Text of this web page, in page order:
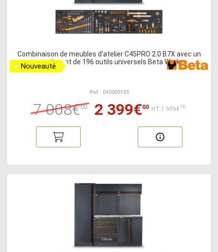
Combinaison de meubles d'atelier C45PRO 2.0 B7X avec un
assortiment de 196 outils universels Beta Worker
Nouveauté
Ref : 045009155
7 008€00 2 399€00 HT:1 999€16